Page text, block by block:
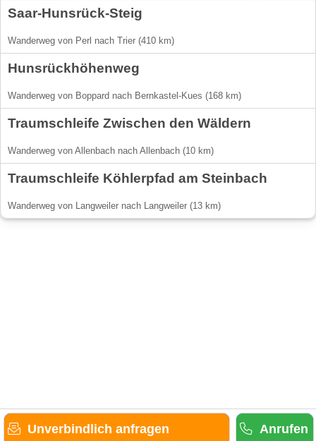
Saar-Hunsrück-Steig
Wanderweg von Perl nach Trier (410 km)
Hunsrückhöhenweg
Wanderweg von Boppard nach Bernkastel-Kues (168 km)
Traumschleife Zwischen den Wäldern
Wanderweg von Allenbach nach Allenbach (10 km)
Traumschleife Köhlerpfad am Steinbach
Wanderweg von Langweiler nach Langweiler (13 km)
Unverbindlich anfragen Anrufen